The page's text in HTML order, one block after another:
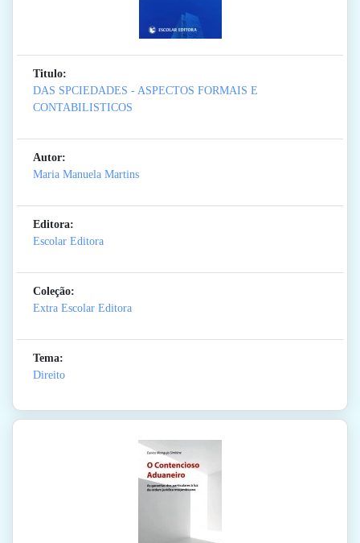
Titulo:
DAS SPCIEDADES - ASPECTOS FORMAIS E
CONTABILISTICOS
Autor:
Maria Manuela Martins
Editora:
Escolar Editora
Coleção:
Extra Escolar Editora
Tema:
Direito